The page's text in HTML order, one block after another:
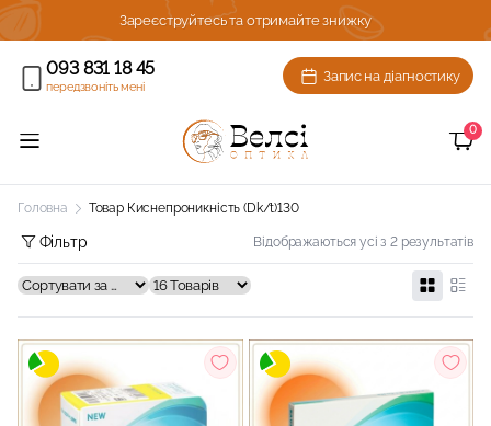
Зареєструйтесь та отримайте знижку
093 831 18 45
передзвоніть мені
Запис на діагностику
0
Головна Товар Киснепроникність (Dk/t)130
Відображаються усі з 2 результатів
Фільтр